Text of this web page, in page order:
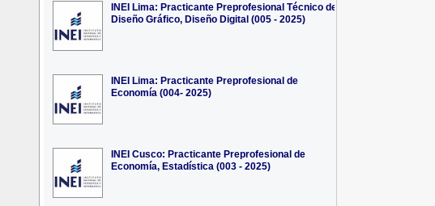
INEI Lima: Practicante Preprofesional Técnico de
Diseño Gráfico, Diseño Digital (005 - 2025)
INEI Lima: Practicante Preprofesional de
Economía (004- 2025)
INEI Cusco: Practicante Preprofesional de
Economía, Estadística (003 - 2025)